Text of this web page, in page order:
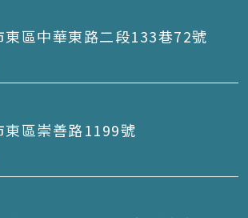
區中華東路二段133巷72號
區崇善路1199號